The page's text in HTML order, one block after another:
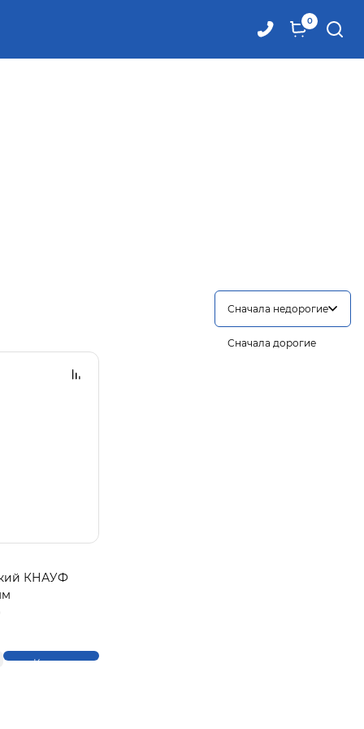
0
Сначала недорогие
Сначала дорогие
КНАУФ
Купить